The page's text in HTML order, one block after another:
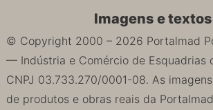
Imagens e
© Copyright 2000 – 2026 Portalmad
— Indústria e Comércio de Esquadrias
CNPJ 03.733.270/0001-08. As
de produtos e obras reais da